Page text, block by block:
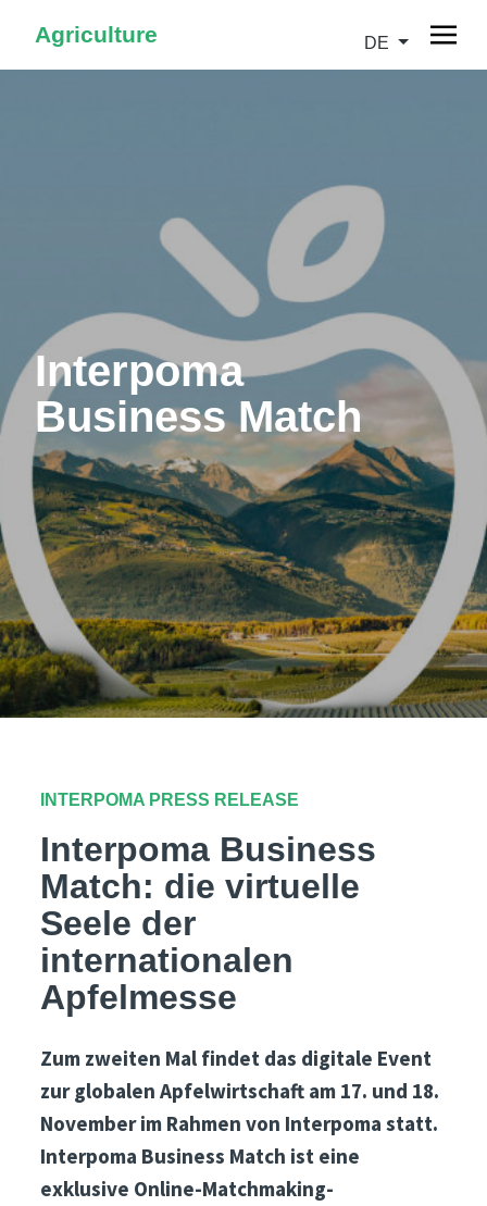
Agriculture DE
Interpoma
Business Match
INTERPOMA PRESS RELEASE
Interpoma Business
Match: die virtuelle
Seele der
internationalen
Apfelmesse
Zum zweiten Mal findet das digitale Event
zur globalen Apfelwirtschaft am 17. und 18.
November im Rahmen von Interpoma statt.
Interpoma Business Match ist eine
exklusive Online-Matchmaking-